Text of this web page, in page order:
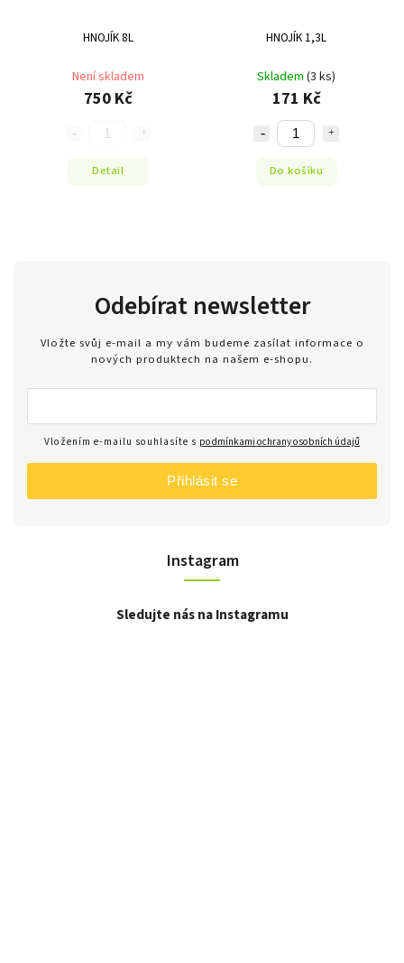
HNOJÍK 8L
Není skladem
750 Kč
Detail
HNOJÍK 1,3L
Skladem (3 ks)
171 Kč
Do košíku
Instagram
Sledujte nás na Instagramu
Odebírat newsletter
Vložte svůj e-mail a my vám budeme zasílat informace o
nových produktech na našem e-shopu.
Vložením e-mailu souhlasíte s podmínkami ochrany osobních údajů
Přihlásit se